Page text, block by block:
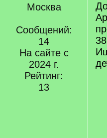
Москва
Сообщений:
14
На сайте с
2024 г.
Рейтинг:
13